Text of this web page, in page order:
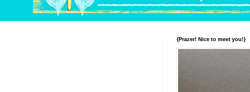
{Prazer! Nice to meet you!}